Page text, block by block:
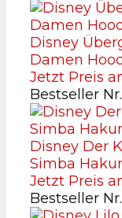
Disney
Damen
Jetzt Preis
Bestseller
Disney Der
Simba
Jetzt Preis
Bestseller